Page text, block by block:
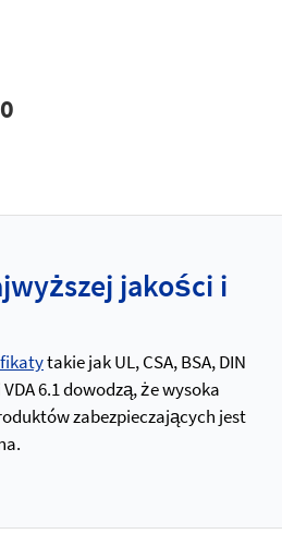
jakości i
takie jak UL, CSA, BSA, DIN
VDA 6.1 dowodzą, że wysoka
zabezpieczających jest